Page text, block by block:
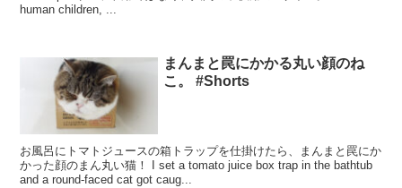
human children, ...
まんまと罠にかかる丸い顔のね
こ。 #Shorts
お風呂にトマトジュースの箱トラップを仕掛けたら、まんまと罠にか
かった顔のまん丸い猫！ I set a tomato juice box trap in the bathtub
and a round-faced cat got caug...